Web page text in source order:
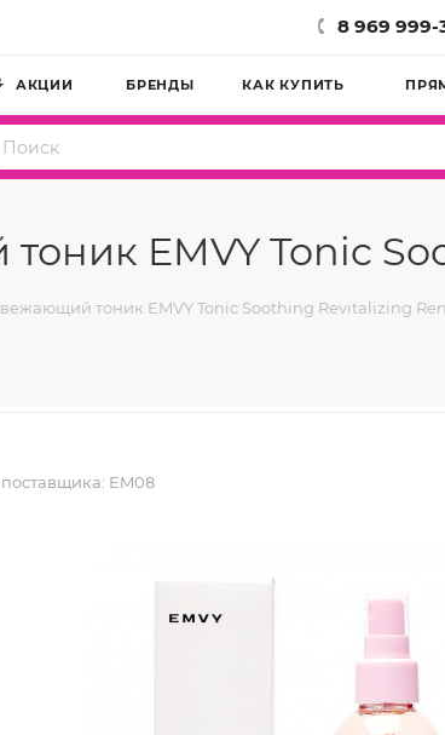
8 969 999-
АКЦИИ БРЕНДЫ КАК КУПИТЬ
EMVY Tonic
тоник EMVY Tonic Soothing Revitalizing
EM08